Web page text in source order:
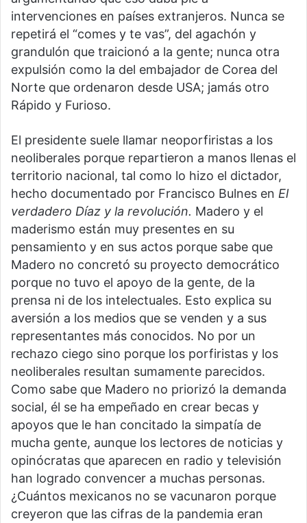
intervenciones en países extranjeros. Nunca se
repetirá el “comes y te vas”, del agachón y
grandulón que traicionó a la gente; nunca otra
expulsión como la del embajador de Corea del
Norte que ordenaron desde USA; jamás otro
Rápido y Furioso.
El presidente suele llamar neoporfiristas a los
neoliberales porque repartieron a manos llenas el
territorio nacional, tal como lo hizo el dictador,
hecho documentado por Francisco Bulnes en El
verdadero Díaz y la revolución. Madero y el
maderismo están muy presentes en su
pensamiento y en sus actos porque sabe que
Madero no concretó su proyecto democrático
porque no tuvo el apoyo de la gente, de la
prensa ni de los intelectuales. Esto explica su
aversión a los medios que se venden y a sus
representantes más conocidos. No por un
rechazo ciego sino porque los porfiristas y los
neoliberales resultan sumamente parecidos.
Como sabe que Madero no priorizó la demanda
social, él se ha empeñado en crear becas y
apoyos que le han concitado la simpatía de
mucha gente, aunque los lectores de noticias y
opinócratas que aparecen en radio y televisión
han logrado convencer a muchas personas.
¿Cuántos mexicanos no se vacunaron porque
creyeron que las cifras de la pandemia eran